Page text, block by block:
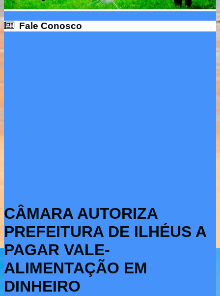
Fale Conosco
CÂMARA AUTORIZA
PREFEITURA DE ILHÉUS A
PAGAR VALE-
ALIMENTAÇÃO EM
DINHEIRO